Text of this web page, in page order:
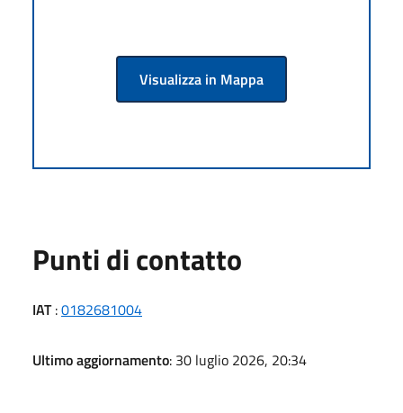
Visualizza in Mappa
Punti di contatto
IAT:0182681004
Ultimo aggiornamento: 30 luglio 2026, 20:34